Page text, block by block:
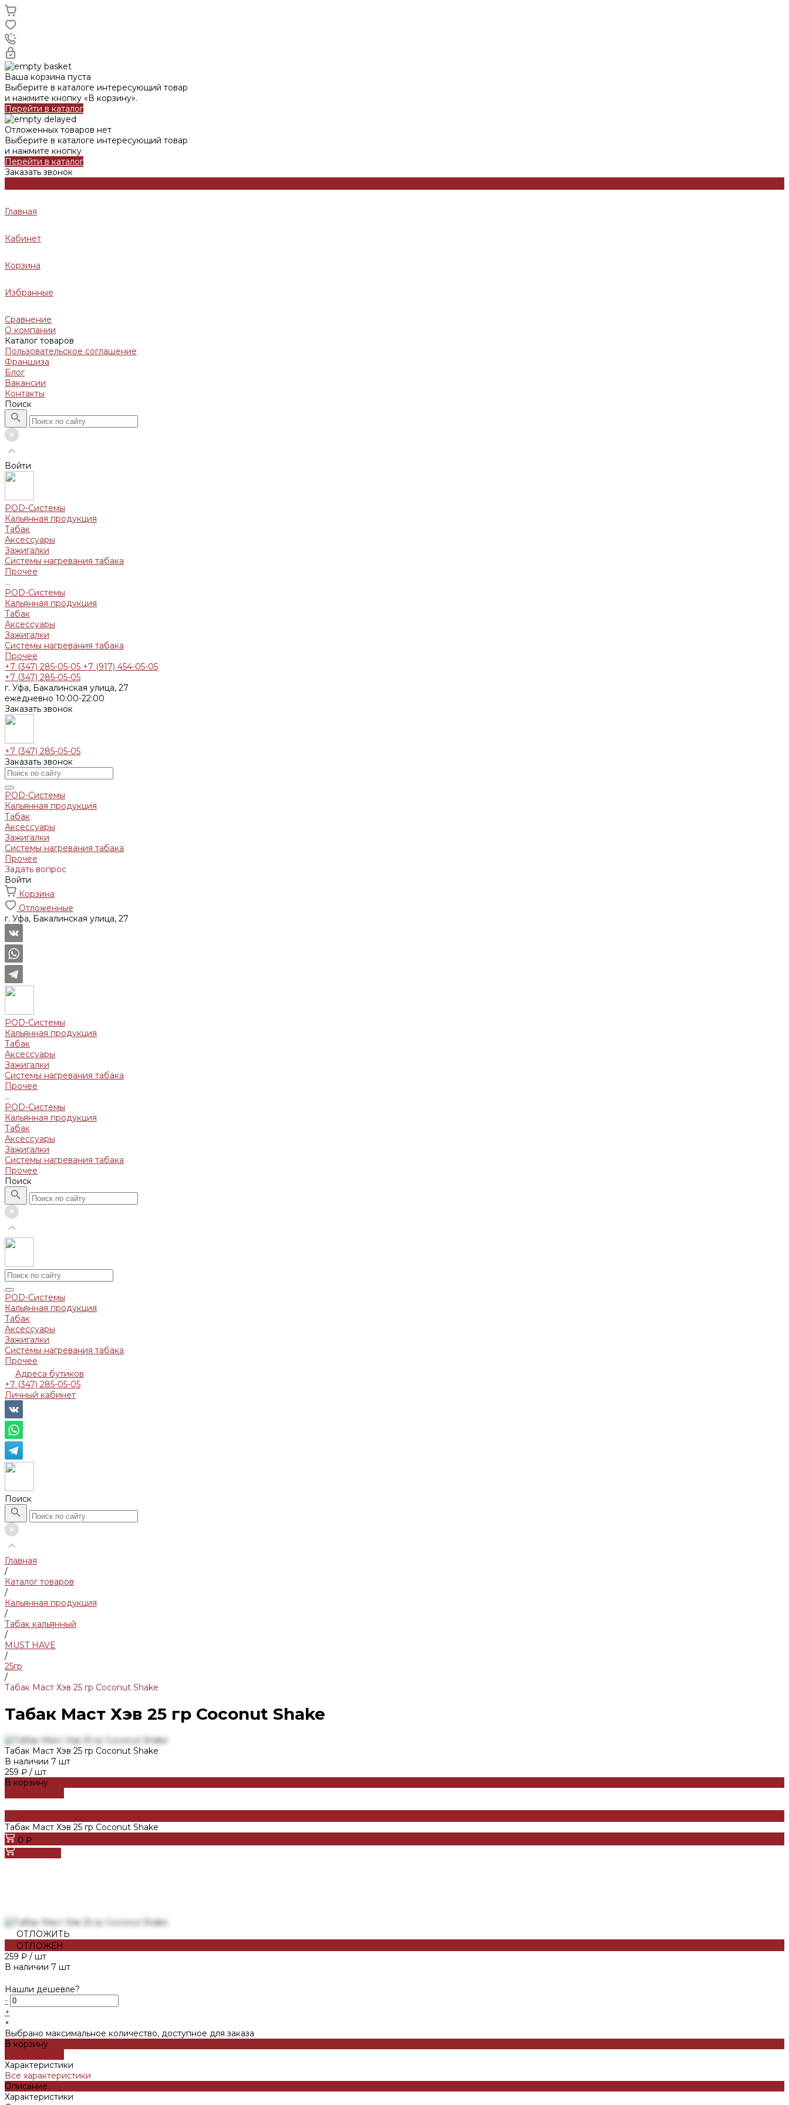
Ваша корзина пуста
Выберите в каталоге интересующий товар
и нажмите кнопку «В корзину».
Перейти в каталог
Отложенных товаров нет
Выберите в каталоге интересующий товар
и нажмите кнопку
Перейти в каталог
Заказать звонок
Главная
Кабинет
Корзина
Избранные
Сравнение
О компании
Каталог товаров
Пользовательское соглашение
Франшиза
Блог
Вакансии
Контакты
Поиск
Войти
POD-Системы
Кальянная продукция
Табак
Аксессуары
Зажигалки
Системы нагревания табака
Прочее
...
POD-Системы
Кальянная продукция
Табак
Аксессуары
Зажигалки
Системы нагревания табака
Прочее
+7 (347) 285-05-05 +7 (917) 454-05-05
+7 (347) 285-05-05
г. Уфа, Бакалинская улица, 27
ежедневно 10:00-22:00
Заказать звонок
+7 (347) 285-05-05
Заказать звонок
POD-Системы
Кальянная продукция
Табак
Аксессуары
Зажигалки
Системы нагревания табака
Прочее
Задать вопрос
Войти
Корзина
Отложенные
г. Уфа, Бакалинская улица, 27
POD-Системы
Кальянная продукция
Табак
Аксессуары
Зажигалки
Системы нагревания табака
Прочее
...
POD-Системы
Кальянная продукция
Табак
Аксессуары
Зажигалки
Системы нагревания табака
Прочее
Поиск
POD-Системы
Кальянная продукция
Табак
Аксессуары
Зажигалки
Системы нагревания табака
Прочее
Адреса бутиков
+7 (347) 285-05-05
Личный кабинет
Поиск
Главная
/
Каталог товаров
/
Кальянная продукция
/
Табак кальянный
/
MUST HAVE
/
25гр
/
Табак Маст Хэв 25 гр Coconut Shake
Табак Маст Хэв 25 гр Coconut Shake
Табак Маст Хэв 25 гр Coconut Shake
В наличии 7 шт
259 ₽ / шт
В корзину
Табак Маст Хэв 25 гр Coconut Shake
0 ₽
ОТЛОЖИТЬ
ОТЛОЖЕН
259 ₽ / шт
В наличии 7 шт
Нашли дешевле?
-
+
×
Выбрано максимальное количество, доступное для заказа
В корзину
Характеристики
Все характеристики
Описание
Характеристики